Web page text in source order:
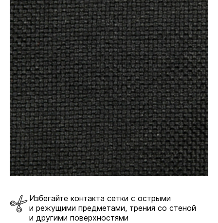
Избегайте контакта сетки с острыми
и режущими предметами, трения со стеной
и другими поверхностями